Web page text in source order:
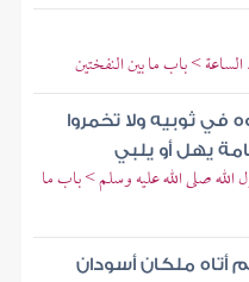
> باب ما بين النفختين
في ثوبيه ولا تخمروا
يهل أو يلبي
صلى الله عليه وسلم > باب ما
أتاه ملكان أسودان